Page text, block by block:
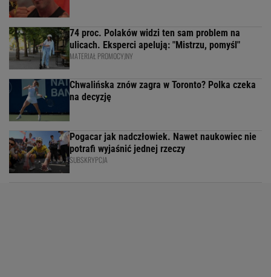
74 proc. Polaków widzi ten sam problem na
ulicach. Eksperci apelują: "Mistrzu, pomyśl"
MATERIAŁ PROMOCYJNY
Chwalińska znów zagra w Toronto? Polka czeka
na decyzję
Pogacar jak nadczłowiek. Nawet naukowiec nie
potrafi wyjaśnić jednej rzeczy
SUBSKRYPCJA